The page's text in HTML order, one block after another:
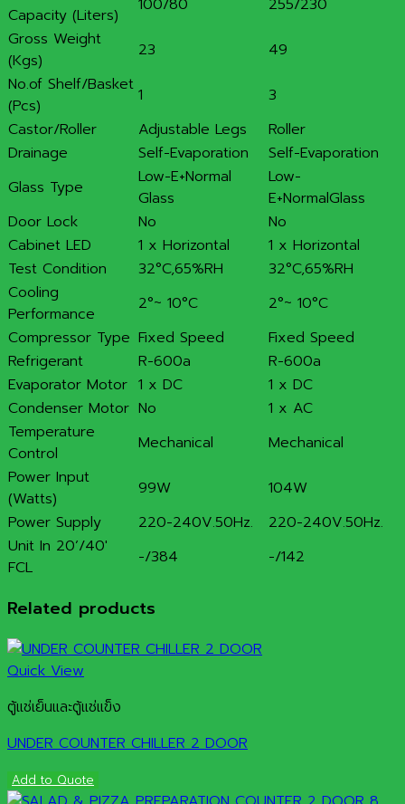
Capacity (Liters)
Gross Weight
(Kgs)
23
49
No.of Shelf/Basket
(Pcs)
1
3
Castor/Roller
Adjustable Legs
Roller
Drainage
Self-Evaporation
Self-Evaporation
Glass Type
Low-E+Normal
Glass
Low-
E+NormalGlass
Door Lock
No
No
Cabinet LED
1 x Horizontal
1 x Horizontal
Test Condition
32°C,65%RH
32°C,65%RH
Cooling
Performance
2°~ 10°C
2°~ 10°C
Compressor Type Fixed Speed
Fixed Speed
Refrigerant
R-600a
R-600a
Evaporator Motor 1 x DC
1 x DC
Condenser Motor No
1 x AC
Temperature
Control
Mechanical
Mechanical
Power Input
(Watts)
99W
104W
Power Supply
220-240V.50Hz.
220-240V.50Hz.
Unit In 20’/40′
FCL
-/384 -/142
Related products
Quick View
ตู้แช่เย็นและตู้แช่แข็ง
UNDER COUNTER CHILLER 2 DOOR
Add to Quote